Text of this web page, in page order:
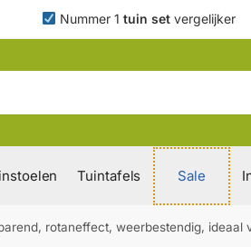
Nummer 1 tuin set vergelijker
Tuintafels Sale
rotaneffect, weerbestendig,